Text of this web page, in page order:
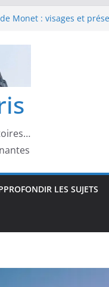
Monet : visages et
Époque
Renoir : visages,
l’impressionnisme
: danseuses,
: entre intimité,
LES SUJETS